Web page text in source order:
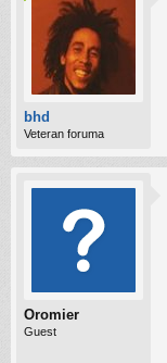
bhd
Veteran foruma
Oromier
Guest